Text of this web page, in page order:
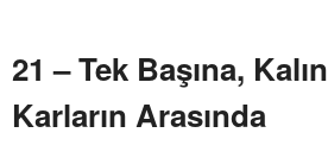
21 – Tek Başına, Kalın
Karların Arasında